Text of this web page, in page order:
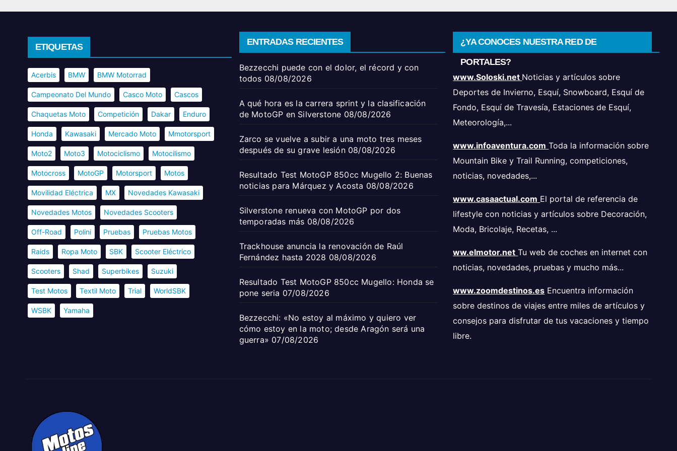
ETIQUETAS
Acerbis BMW BMW Motorrad
Campeonato Del Mundo Casco Moto Cascos
Chaquetas Moto Competición Dakar Enduro
Honda Kawasaki Mercado Moto Mmotorsport
Moto2 Moto3 Motociclismo Motocilismo
Motocross MotoGP Motorsport Motos
Movilidad Eléctrica MX Novedades Kawasaki
Novedades Motos Novedades Scooters
Off-Road Polini Pruebas Pruebas Motos
Raids Ropa Moto SBK Scooter Eléctrico
Scooters Shad Superbikes Suzuki
Test Motos Textil Moto Trial WorldSBK
WSBK Yamaha
ENTRADAS RECIENTES
Bezzecchi puede con el dolor, el récord y con
todos 08/08/2026
A qué hora es la carrera sprint y la clasificación
de MotoGP en Silverstone 08/08/2026
Zarco se vuelve a subir a una moto tres meses
después de su grave lesión 08/08/2026
Resultado Test MotoGP 850cc Mugello 2: Buenas
noticias para Márquez y Acosta 08/08/2026
Silverstone renueva con MotoGP por dos
temporadas más 08/08/2026
Trackhouse anuncia la renovación de Raúl
Fernández hasta 2028 08/08/2026
Resultado Test MotoGP 850cc Mugello: Honda se
pone seria 07/08/2026
Bezzecchi: «No estoy al máximo y quiero ver
cómo estoy en la moto; desde Aragón será una
guerra» 07/08/2026
¿YA CONOCES NUESTRA RED DE
PORTALES?
www.Soloski.net Noticias y artículos sobre
Deportes de Invierno, Esquí, Snowboard, Esquí de
Fondo, Esquí de Travesía, Estaciones de Esquí,
Meteorología,...
www.infoaventura.com Toda la información sobre
Mountain Bike y Trail Running, competiciones,
noticias, novedades,...
www.casaactual.com El portal de referencia de
lifestyle con noticias y artículos sobre Decoración,
Moda, Bricolaje, Recetas, ...
ww.elmotor.net Tu web de coches en internet con
noticias, novedades, pruebas y mucho más...
www.zoomdestinos.es Encuentra información
sobre destinos de viajes entre miles de artículos y
consejos para disfrutar de tus vacaciones y tiempo
libre.